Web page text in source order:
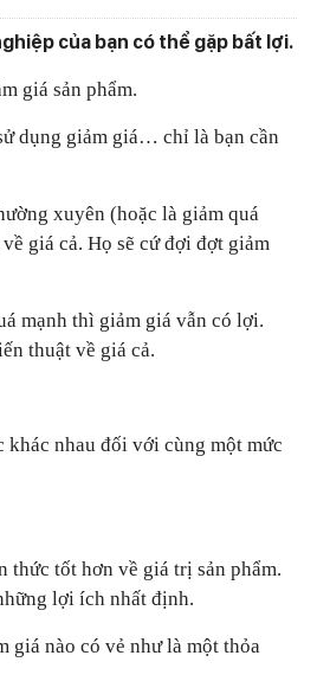
của bạn có thể gặp bất lợi.
giá sản phẩm.
dụng giảm giá… chỉ là bạn cần
xuyên (hoặc là giảm quá
giá cả. Họ sẽ cứ đợi đợt giảm
mạnh thì giảm giá vẫn có lợi.
thuật về giá cả.
khác nhau đối với cùng một mức
thức tốt hơn về giá trị sản phẩm.
lợi ích nhất định.
giá nào có vẻ như là một thỏa